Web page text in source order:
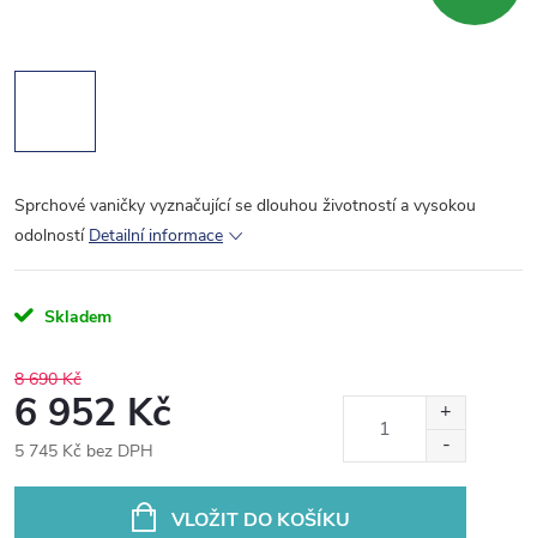
Sprchové vaničky vyznačující se dlouhou životností a vysokou
odolností Detailní informace
Skladem
8 690 Kč
6 952 Kč
5 745 Kč bez DPH
VLOŽIT DO KOŠÍKU